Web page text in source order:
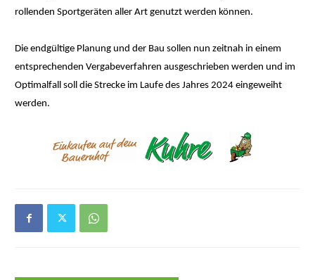
rollenden Sportgeräten aller Art genutzt werden können.
Die endgültige Planung und der Bau sollen nun zeitnah in einem
entsprechenden Vergabeverfahren ausgeschrieben werden und im
Optimalfall soll die Strecke im Laufe des Jahres 2024 eingeweiht
werden.